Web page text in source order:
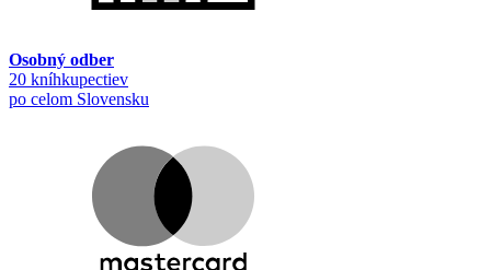
Osobný odber
20 kníhkupectiev
po celom Slovensku